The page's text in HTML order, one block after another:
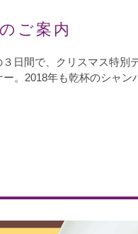
ご案内
日間で、クリスマス特別
。2018年も乾杯のシャン